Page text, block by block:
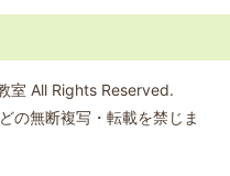
室 All Rights Reserved.
の無断複写・転載を禁じま